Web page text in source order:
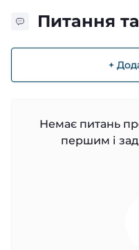
Питання та
+
Немає питань
першим і